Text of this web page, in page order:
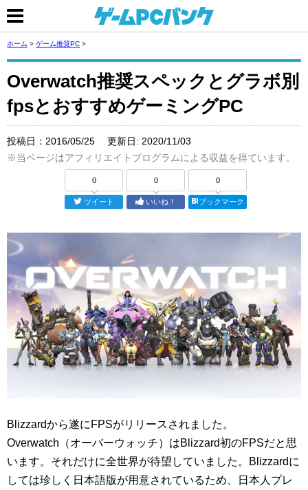
ホーム > ゲーム推奨PC >
Overwatch推奨スペックとグラボ別
fpsとおすすめゲーミングPC
投稿日： 2016/05/25 更新日: 2020/11/03
※当ページはアフィリエイトプログラムによる収益を得ています。
0
ツイート
0
いいね！
0
ブックマーク
Blizzardから遂にFPSがリリースされました。
Overwatch（オーバーウォッチ）はBlizzard初のFPSだと思
います。それだけに全世界が待望していました。Blizzardに
しては珍しく日本語版が用意されているため、日本人プレ